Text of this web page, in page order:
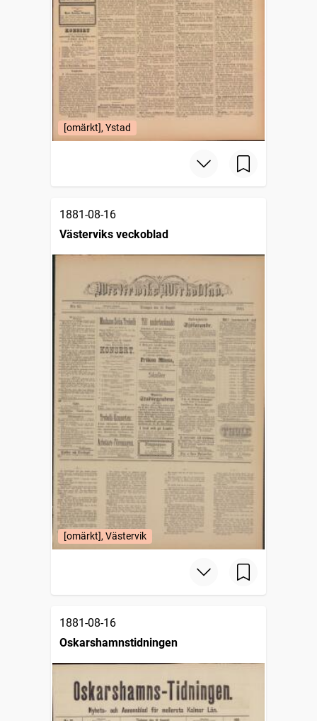
[omärkt], Ystad
1881-08-16
Västerviks veckoblad
[omärkt], Västervik
1881-08-16
Oskarshamnstidningen